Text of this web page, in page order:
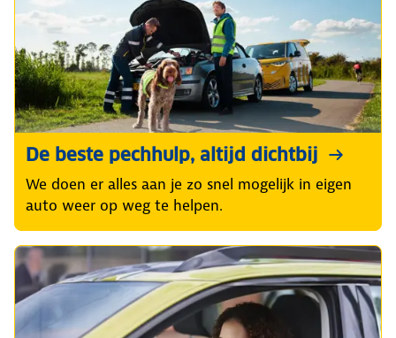
De beste pechhulp, altijd dichtbij
We doen er alles aan je zo snel mogelijk in eigen
auto weer op weg te helpen.